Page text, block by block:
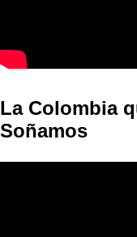
La Colombia
Soñamos